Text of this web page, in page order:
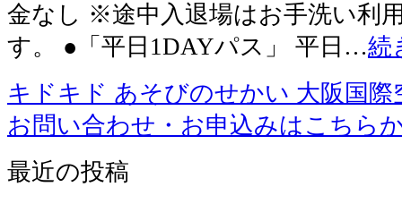
金なし ※途中入退場はお手洗い利
す。 ●「平日1DAYパス」 平日…続
キドキド あそびのせかい 大阪国際
お問い合わせ・お申込みはこちら
最近の投稿